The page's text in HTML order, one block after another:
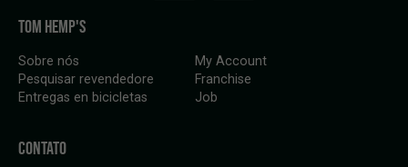
TOM HEMP'S
Sobre nós
Pesquisar revendedore
Entregas en bicicletas
My Account
Franchise
Job
CONTATO